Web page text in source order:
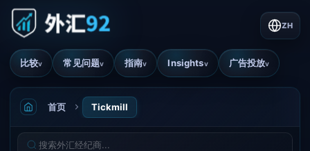
比较v 常见问题v 指南v Insightsv 广告投放v
ZH
首页 Tickmill